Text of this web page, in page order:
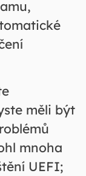
měli být
mnoha
UEFI;